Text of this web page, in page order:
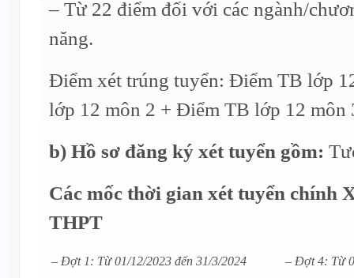
– Từ 22 điểm đối với các ngành/
năng.
Điểm xét trúng tuyển: Điểm TB lớp
lớp 12 môn 2 + Điểm TB lớp 12 môn
b) Hồ sơ đăng ký xét tuyển gồm:
Các mốc thời gian xét tuyển chính
THPT
– Đợt 1: Từ 01/12/2023 đến 31/3/2024 – Đợt 4: Từ